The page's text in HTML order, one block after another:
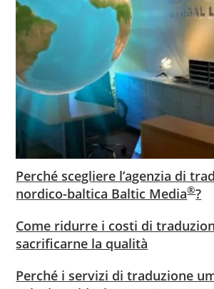
Perché scegliere l’agenzia di
nordico-baltica Baltic Media®?
Come ridurre i costi di
sacrificarne la qualità
Perché i servizi di traduzione